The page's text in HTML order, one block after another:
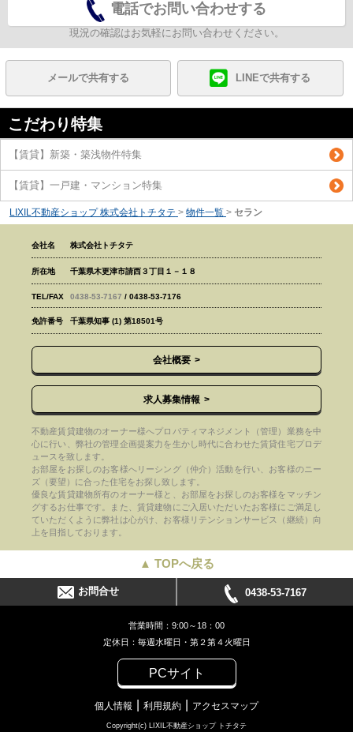
電話でお問い合わせする
現況の確認はお気軽にお問い合わせください。
メールで共有する LINEで共有する
こだわり特集
【賃貸】新築・築浅物件特集
【賃貸】一戸建・マンション特集
LIXIL不動産ショップ 株式会社トチタテ > 物件一覧 > セラン
会社名 株式会社トチタテ
所在地 千葉県木更津市請西３丁目１－１８
TEL/FAX 0438-53-7167 / 0438-53-7176
免許番号 千葉県知事 (1) 第18501号
会社概要
求人募集情報
不動産賃貸建物のオーナー様へプロパティマネジメント（管理）業務を中
心に行い、弊社の管理企画提案力を生かし時代に合わせた賃貸住宅プロデ
ュースを致します。
お部屋をお探しのお客様へリーシング（仲介）活動を行い、お客様のニー
ズ（要望）に合った住宅をお探し致します。
優良な賃貸建物所有のオーナー様と、お部屋をお探しのお客様をマッチン
グするお仕事です。また、賃貸建物にご入居いただいたお客様にご満足し
ていただくように弊社は心がけ、お客様リテンションサービス（継続）向
上を目指しております。
▲ TOPへ戻る
お問合せ 0438-53-7167
営業時間：9:00～18：00
定休日：毎週水曜日・第２第４火曜日
PCサイト
個人情報 利用規約 アクセスマップ
Copyright(c) LIXIL不動産ショップ トチタテ